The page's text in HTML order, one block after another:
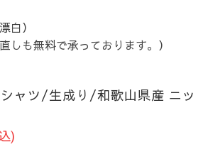
白）
しも無料で承っております。）
ャツ/生成り/和歌山県産 ニッ
)